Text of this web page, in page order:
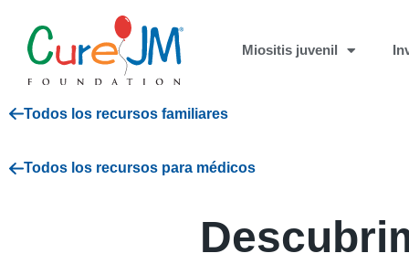
Miositis juvenil
Todos los recursos familiares
Todos los recursos para médicos